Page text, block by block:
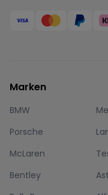
Marken
BMW
Porsche
McLaren
Bentley